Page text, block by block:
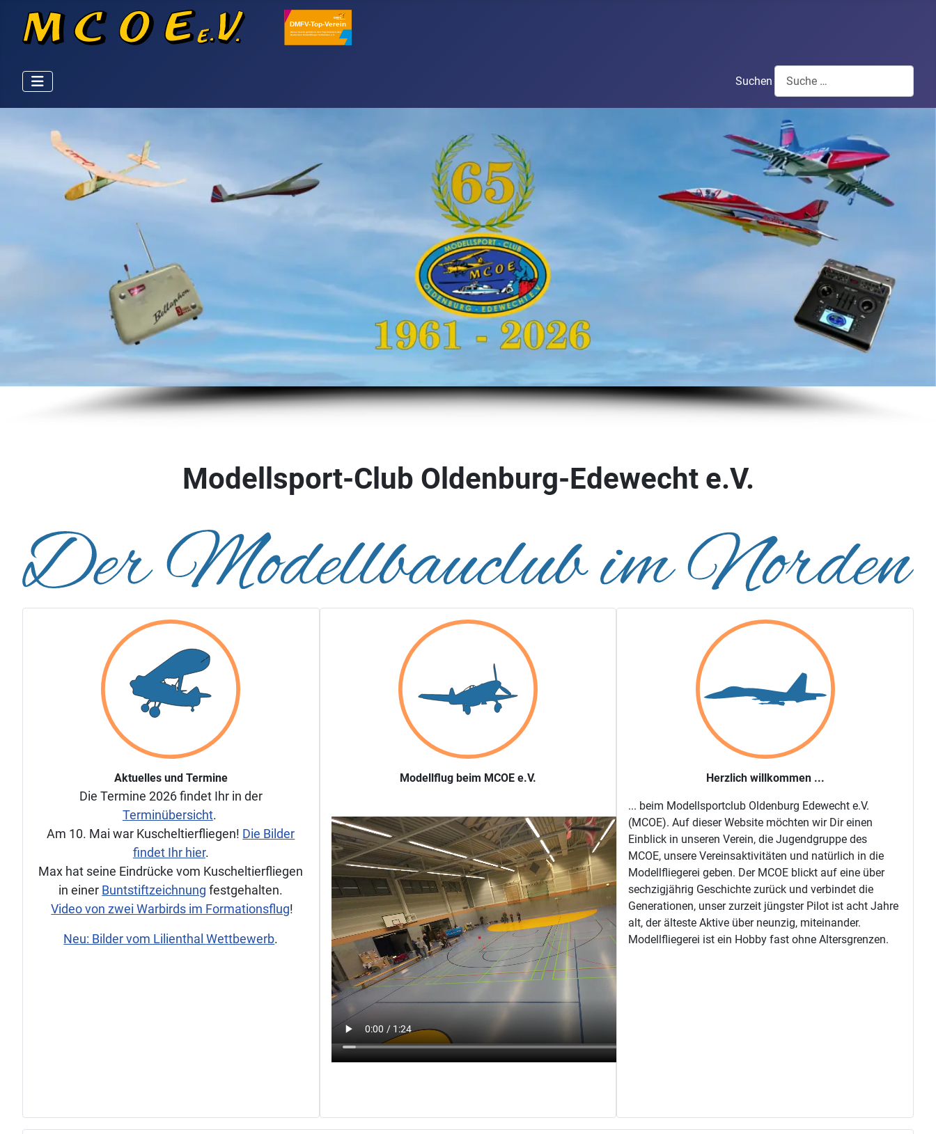
Suchen
Modellsport-Club Oldenburg-Edewecht e.V.
Aktuelles und Termine
Die Termine 2026 findet Ihr in der
Terminübersicht.
Am 10. Mai war Kuscheltierfliegen! Die Bilder
findet Ihr hier.
Max hat seine Eindrücke vom Kuscheltierfliegen
in einer Buntstiftzeichnung festgehalten.
Video von zwei Warbirds im Formationsflug!
Neu: Bilder vom Lilienthal Wettbewerb.
Modellflug beim MCOE e.V. Herzlich willkommen ...
... beim Modellsportclub Oldenburg Edewecht e.V.
(MCOE). Auf dieser Website möchten wir Dir einen
Einblick in unseren Verein, die Jugendgruppe des
MCOE, unsere Vereinsaktivitäten und natürlich in die
Modellfliegerei geben. Der MCOE blickt auf eine über
sechzigjährig Geschichte zurück und verbindet die
Generationen, unser zurzeit jüngster Pilot ist acht Jahre
alt, der älteste Aktive über neunzig, miteinander.
Modellfliegerei ist ein Hobby fast ohne Altersgrenzen.